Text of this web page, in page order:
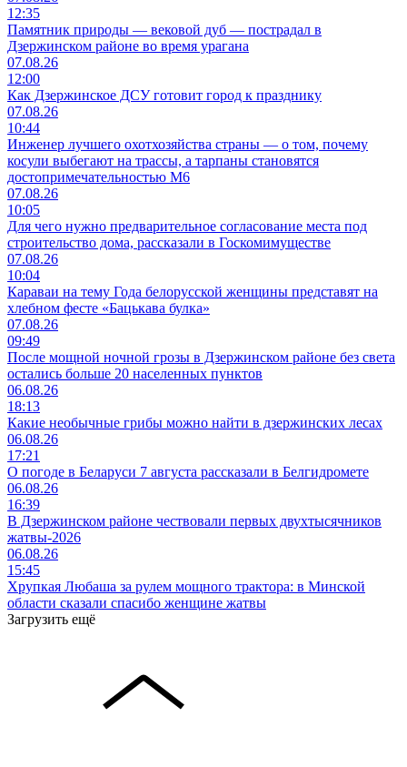
12:35
Памятник природы — вековой дуб — пострадал в
Дзержинском районе во время урагана
07.08.26
12:00
Как Дзержинское ДСУ готовит город к празднику
07.08.26
10:44
Инженер лучшего охотхозяйства страны — о том, почему
косули выбегают на трассы, а тарпаны становятся
достопримечательностью М6
07.08.26
10:05
Для чего нужно предварительное согласование места под
строительство дома, рассказали в Госкомимуществе
07.08.26
10:04
Караваи на тему Года белорусской женщины представят на
хлебном фесте «Бацькава булка»
07.08.26
09:49
После мощной ночной грозы в Дзержинском районе без света
остались больше 20 населенных пунктов
06.08.26
18:13
Какие необычные грибы можно найти в дзержинских лесах
06.08.26
17:21
О погоде в Беларуси 7 августа рассказали в Белгидромете
06.08.26
16:39
В Дзержинском районе чествовали первых двухтысячников
жатвы-2026
06.08.26
15:45
Хрупкая Любаша за рулем мощного трактора: в Минской
области сказали спасибо женщине жатвы
Загрузить ещё